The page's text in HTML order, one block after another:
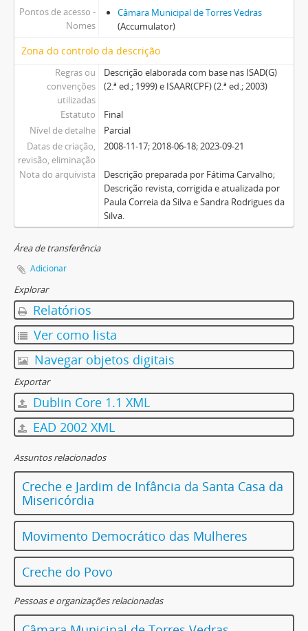
Pontos de acesso -
Nomes
Câmara Municipal de Torres Vedras
(Accumulator)
Zona do controlo da descrição
Regras ou
convenções
utilizadas
Descrição elaborada com base nas ISAD(G)
(2.ª ed.; 1999) e ISAAR(CPF) (2.ª ed.; 2003)
Estatuto
Final
Nível de detalhe
Parcial
Datas de criação,
revisão, eliminação
2008-11-17; 2018-06-18; 2023-09-21
Nota do arquivista
Descrição preparada por Fátima Carvalho;
Descrição revista, corrigida e atualizada por
Paula Correia da Silva e Sandra Rodrigues da
Silva.
Área de transferência
Adicionar
Explorar
Relatórios
Ver como lista
Navegar objetos digitais
Exportar
Dublin Core 1.1 XML
EAD 2002 XML
Assuntos relacionados
Creche e Jardim de Infância da Santa Casa da
Misericórdia
Movimento Democrático das Mulheres
Creche do Povo
Pessoas e organizações relacionadas